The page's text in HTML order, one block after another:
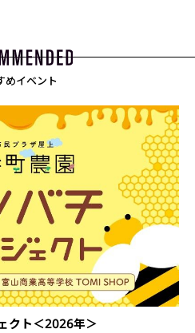
めイベント
クト＜2026年＞